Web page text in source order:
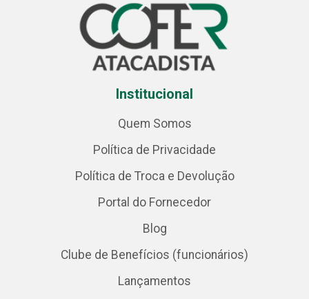
Institucional
Quem Somos
Política de Privacidade
Política de Troca e Devolução
Portal do Fornecedor
Blog
Clube de Benefícios (funcionários)
Lançamentos